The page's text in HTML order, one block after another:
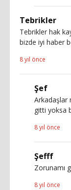
Tebrikler
Tebrikler hak
bizde iyi haber
8 yıl önce
Şef
Arkadaşlar
gitti yoksa
8 yıl önce
Şefff
Zorunamı
8 yıl önce